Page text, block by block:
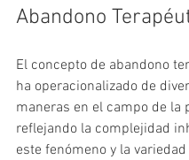
Abandono
El concepto de abandono
ha operacionalizado de
maneras en el campo de la
reflejando la complejidad
este fenómeno y la variedad